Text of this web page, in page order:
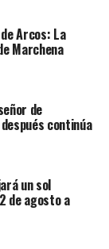
Arcos: La
Marchena
de
continúa
un sol
de agosto a